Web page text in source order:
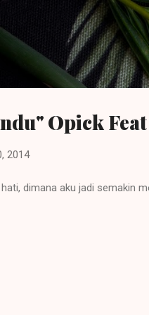
Langsung
Opick
2014
dimana aku jadi semakin